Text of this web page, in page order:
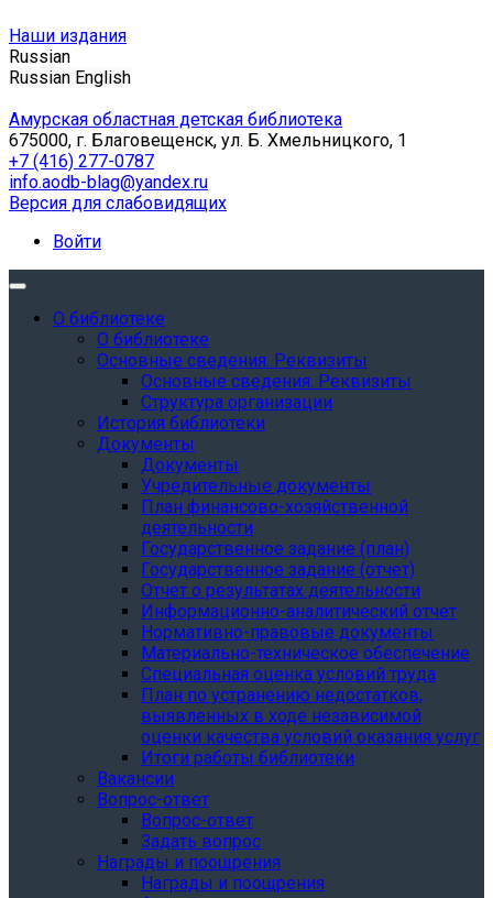
Наши издания
Russian
Russian English
Амурская областная детская библиотека
675000, г. Благовещенск, ул. Б. Хмельницкого, 1
+7 (416) 277-0787
info.aodb-blag@yandex.ru
Версия для слабовидящих
Войти
О библиотеке
О библиотеке
Основные сведения. Реквизиты
Основные сведения. Реквизиты
Структура организации
История библиотеки
Документы
Документы
Учредительные документы
План финансово-хозяйственной
деятельности
Государственное задание (план)
Государственное задание (отчет)
Отчет о результатах деятельности
Информационно-аналитический отчет
Нормативно-правовые документы
Материально-техническое обеспечение
Специальная оценка условий труда
План по устранению недостатков,
выявленных в ходе независимой
оценки качества условий оказания услуг
Итоги работы библиотеки
Вакансии
Вопрос-ответ
Вопрос-ответ
Задать вопрос
Награды и поощрения
Награды и поощрения